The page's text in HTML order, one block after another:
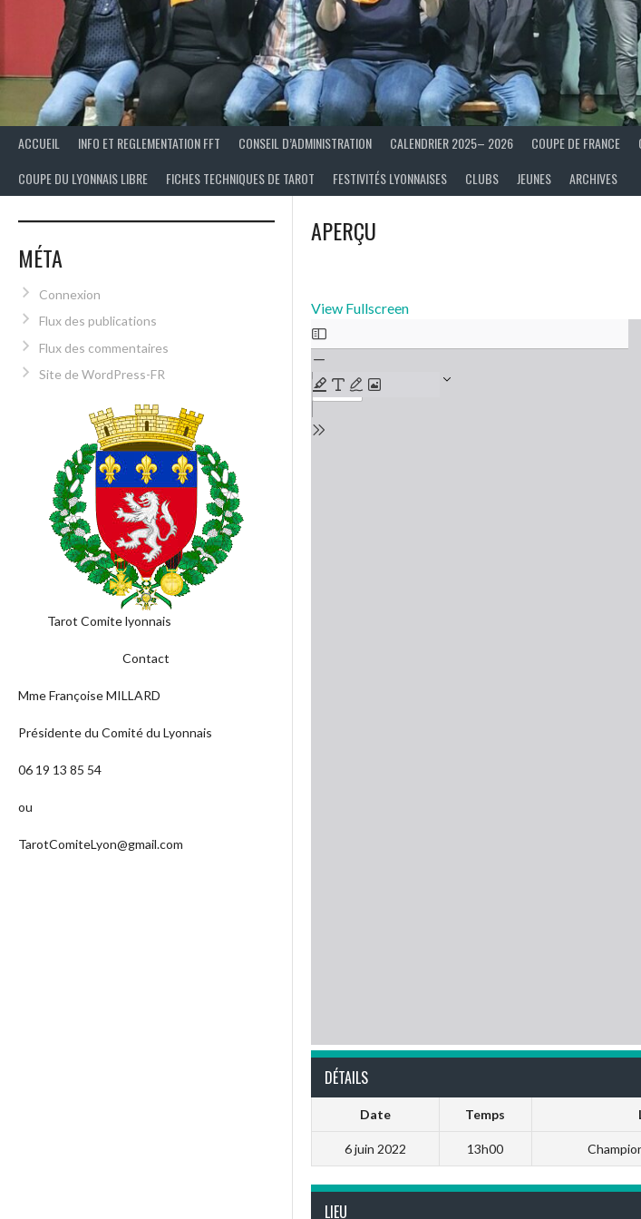
ACCUEIL INFO ET REGLEMENTATION FFT CONSEIL D’ADMINISTRATION CALENDRIER 2025– 2026 COUPE DE FRANCE
COUPE DU LYONNAIS LIBRE
FICHES TECHNIQUES DE TAROT FESTIVITÉS LYONNAISES CLUBS JEUNES ARCHIVES
APERÇU
View Fullscreen
DÉTAILS
Date Temps
6 juin 2022 13h00
LIEU
MÉTA
Connexion
Flux des publications
Flux des commentaires
Site de WordPress-FR
Tarot Comite lyonnais
Contact
Mme Françoise MILLARD
Présidente du Comité du Lyonnais
06 19 13 85 54
ou
TarotComiteLyon@gmail.com